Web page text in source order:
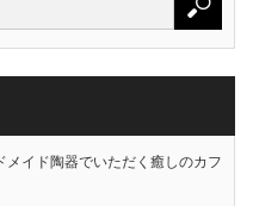
メイド陶器でいただく癒しのカフ